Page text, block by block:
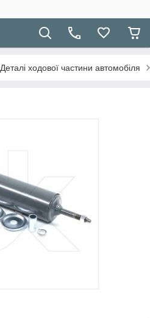
Деталі ходової частини автомобіля